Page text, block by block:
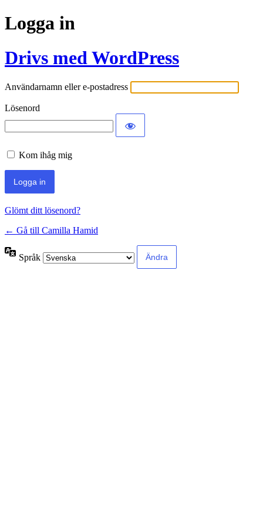
Logga in
Drivs med WordPress
Användarnamn eller e-postadress
Lösenord
Kom ihåg mig
Glömt ditt lösenord?
← Gå till Camilla Hamid
Språk